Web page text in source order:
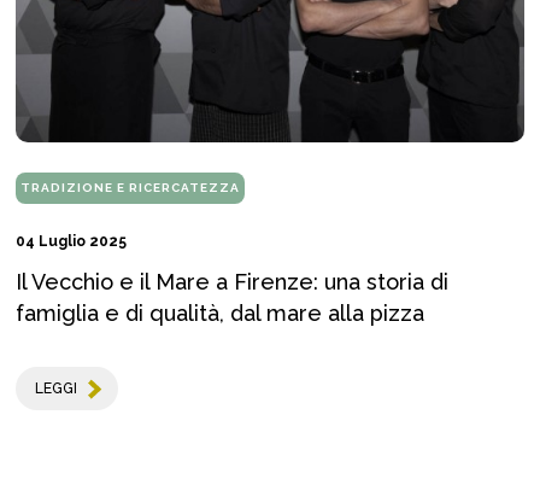
TRADIZIONE E RICERCATEZZA
04 Luglio 2025
Il Vecchio e il Mare a Firenze: una storia di
famiglia e di qualità, dal mare alla pizza
LEGGI